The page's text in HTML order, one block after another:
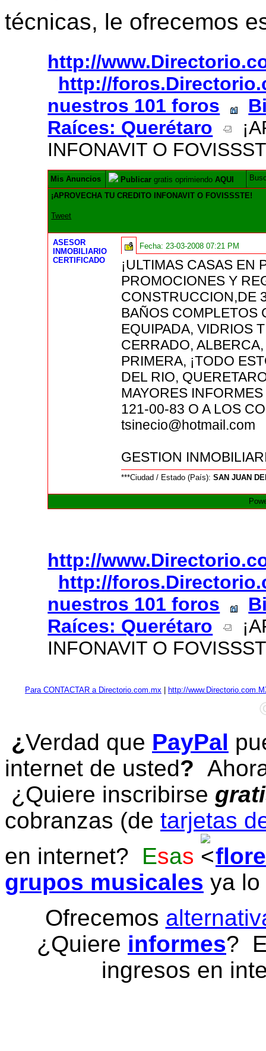
técnicas, le ofrecemos
http://
http://
nuestros 101 foros
Raíces: Querétaro
INFONAVIT O
Mis Anuncios Publicar gratis oprimiendoAQUI
¡APROVECHA TU CREDITO INFONAVIT O FOVISSSTE!
Tweet
ASESOR
INMOBILIARIO
CERTIFICADO
Fecha:23-03-2008 07:21 PM
¡ULTIMAS CASAS EN
PROMOCIONES Y
CONSTRUCCION,DE
BAÑOS COMPLETOS
EQUIPADA, VIDRIOS
CERRADO,
PRIMERA, ¡TODO
DEL RIO,
MAYORES
121-00-83 O A LOS
tsinecio@hotmail.com
GESTION
***Ciudad / Estado (País):SAN JUAN
http://
http://
nuestros 101 foros
Raíces: Querétaro
INFONAVIT O
Para CONTACTAR a Directorio.com.mx http://
¿Verdad que PayPal
internet de usted?
¿Quiere inscribirse
cobranzas (de tarjetas
en internet? Esas
grupos musicales ya
Ofrecemos
¿Quiere informes?
ingresos en